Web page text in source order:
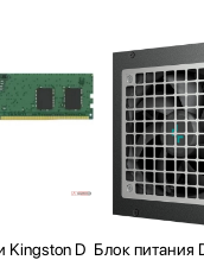
Kingston D Блок питания